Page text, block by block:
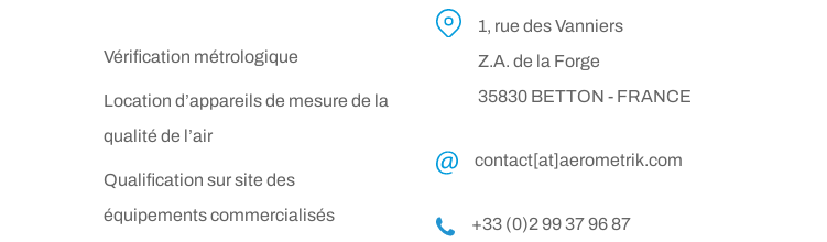
Vérification métrologique
Location d’appareils de mesure de la
qualité de l’air
Qualification sur site des
équipements commercialisés
1, rue des Vanniers
Z.A. de la Forge
35830 BETTON - FRANCE
contact[at]aerometrik.com
+33 (0)2 99 37 96 87